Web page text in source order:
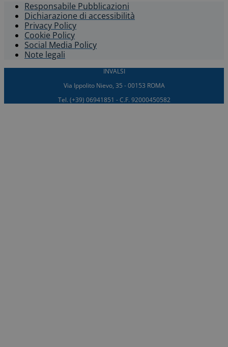
Responsabile Pubblicazioni
Dichiarazione di accessibilità​
Privacy Policy
Cookie Policy
Social Media Policy
Note legali
INVALSI
Via Ippolito Nievo, 35 - 00153 ROMA
Tel. (+39) 06941851 - C.F. 92000450582